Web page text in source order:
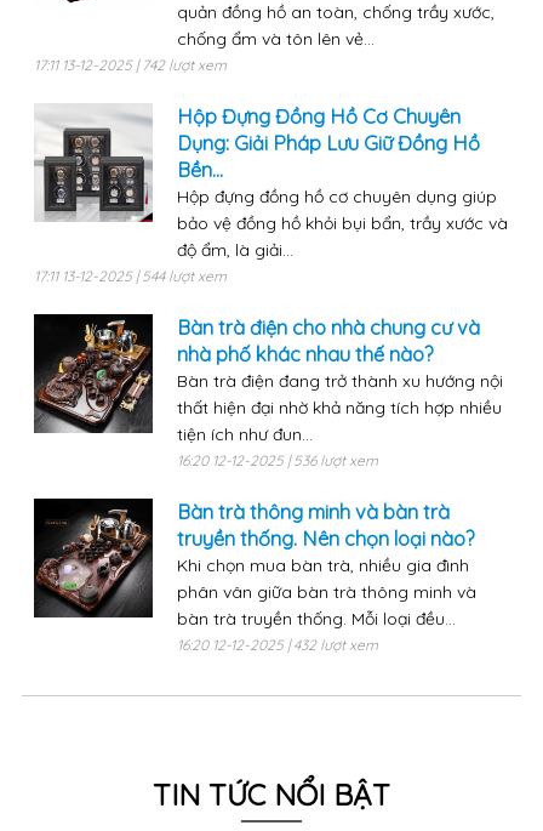
quản đồng hồ an toàn, chống trầy xước,
chống ẩm và tôn lên vẻ...
17:11 13-12-2025 | 742 lượt xem
Hộp Đựng Đồng Hồ Cơ Chuyên
Dụng: Giải Pháp Lưu Giữ Đồng Hồ
Bền...
Hộp đựng đồng hồ cơ chuyên dụng giúp
bảo vệ đồng hồ khỏi bụi bẩn, trầy xước và
độ ẩm, là giải...
17:11 13-12-2025 | 544 lượt xem
Bàn trà điện cho nhà chung cư và
nhà phố khác nhau thế nào?
Bàn trà điện đang trở thành xu hướng nội
thất hiện đại nhờ khả năng tích hợp nhiều
tiện ích như đun...
16:20 12-12-2025 | 536 lượt xem
Bàn trà thông minh và bàn trà
truyền thống. Nên chọn loại nào?
Khi chọn mua bàn trà, nhiều gia đình
phân vân giữa bàn trà thông minh và
bàn trà truyền thống. Mỗi loại đều...
16:20 12-12-2025 | 432 lượt xem
TIN TỨC NỔI BẬT